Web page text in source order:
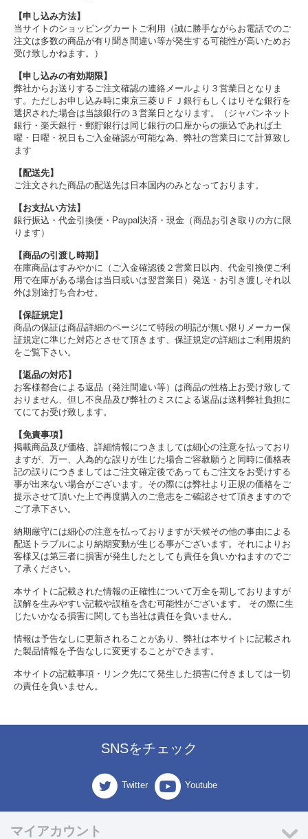
【申し込み方法】
当サイトのショッピングカートご利用（誠に勝手ながらお電話でのご
注文は多数の商品が有り聞き間違い等が発生する可能性が高いためお
受け致しかねます。）
【申し込みの有効期限】
弊社からお送りするご注文確認の連絡メールより３営業日となりま
す。ただしお申し込み時に東京三菱ＵＦＪ銀行もしくはりそな銀行を
選択された場合は当該銀行の３営業日となります。（ジャパンネット
銀行・楽天銀行・郵貯銀行は同じ銀行の口座からの振込であれば土
曜・日曜・祝日もご入金確認が可能な為、弊社の営業日にて計算致し
ます
【配送先】
ご注文された商品の配送先は日本国内のみとなっております。
【お支払い方法】
銀行振込・代金引換便・Paypal決済・現金（商品お引き取りの方に限
ります）
【商品の引渡し時期】
在庫商品はすみやかに（ご入金確認後２営業日以内、代金引換便ご利
用で在庫がある場合は当日或いは翌営業日）発送・お引き渡しそれ以
外は別途打ち合わせ。
【保証規定】
商品の保証は商品詳細のページにて特段の明記が無い限りメーカー保
証規定に準じた対応とさせて頂きます、保証規定の詳細はご利用規約
をご覧下さい。
【返品の対応】
お客様都合による返品（発注間違い等）は商品の性格上お受け致して
おりません、但し不良品及び弊社のミスによる返品は送料弊社負担に
てにてお受け致します。
【免責事項】
掲載商品及び価格、詳細情報につきましては細心の注意を払っており
ますが、万一、人為的な誤りが生じた場合ご容赦願うと同時に価格表
記の誤りにつきましてはご注文確定後であってもご注文をお受けする
事が出来ない場合がございます。その際には弊社より正規の価格をご
提示させて頂いた上で再度購入のご意志をご確認させて頂きますので
ご了承下さい。
納期厳守には細心の注意を払っておりますが天候その他の事由による
配送トラブルにより納期変動が生じる事がございます。それによりお
客様又は第三者に損害が発生したとしても責任を負いかねますのでご
了承ください。
本サイトに記載された情報の正確性について万全を期しておりますが
誤解を生みやすい記載や誤植を含む可能性がございます。 その際に生
じたいかなる損害に関しても当社は責任を負いません。
情報は予告なしに更新されることがあり、弊社は本サイトに記載され
た製品情報を予告なしに変更することができます。
本サイトの記載事項・リンク先にて発生した損害に付きましては一切
の責任を負いません。
SNSをチェック
Twitter Youtube
マイアカウント